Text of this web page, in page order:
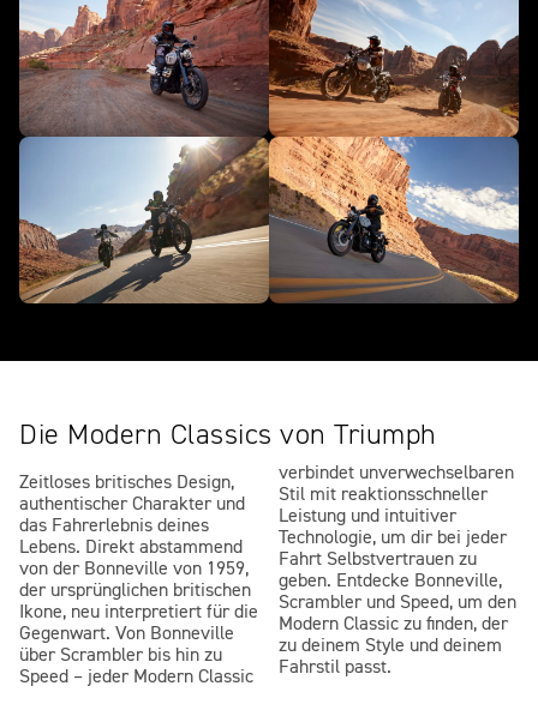
Die Modern Classics von Triumph
Zeitloses britisches Design,
authentischer Charakter und
das Fahrerlebnis deines
Lebens. Direkt abstammend
von der Bonneville von 1959,
der ursprünglichen britischen
Ikone, neu interpretiert für die
Gegenwart. Von Bonneville
über Scrambler bis hin zu
Speed – jeder Modern Classic
verbindet unverwechselbaren
Stil mit reaktionsschneller
Leistung und intuitiver
Technologie, um dir bei jeder
Fahrt Selbstvertrauen zu
geben. Entdecke Bonneville,
Scrambler und Speed, um den
Modern Classic zu finden, der
zu deinem Style und deinem
Fahrstil passt.